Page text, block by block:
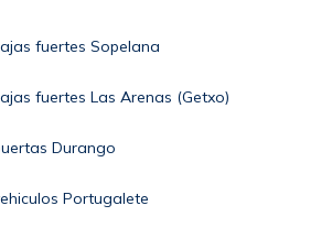
fuertes Sopelana
fuertes Las Arenas (Getxo)
Durango
Portugalete